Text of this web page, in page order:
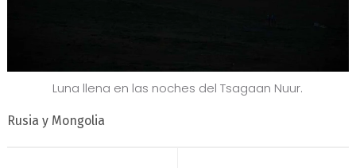
Luna llena en las noches del Tsagaan Nuur.
Rusia y Mongolia